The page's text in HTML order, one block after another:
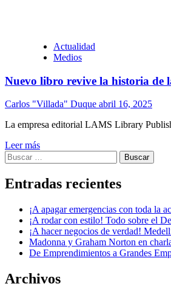
Actualidad
Medios
Nuevo libro revive la historia de
Carlos "Villada" Duque abril 16, 2025
La empresa editorial LAMS Library
Leer más
Buscar:
Entradas recientes
¡A apagar emergencias con toda la
¡A rodar con estilo! Todo sobre el
¡A hacer negocios de verdad!
Madonna y Graham Norton en
De Emprendimientos a Grandes
Archivos